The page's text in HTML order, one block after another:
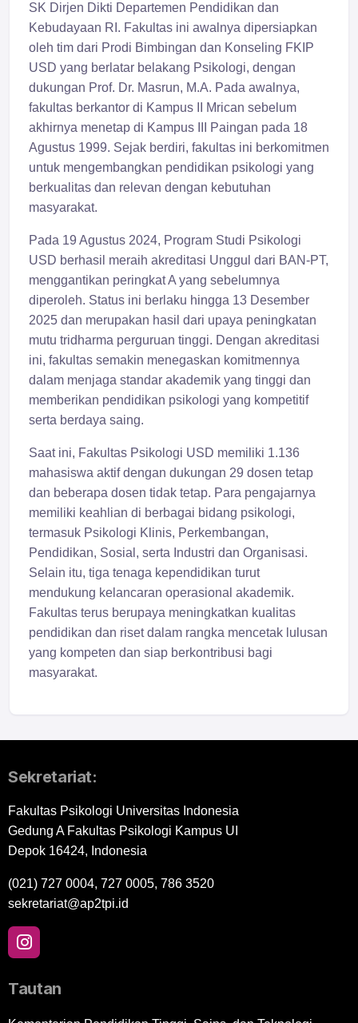
SK Dirjen Dikti Departemen Pendidikan dan
Kebudayaan RI. Fakultas ini awalnya dipersiapkan
oleh tim dari Prodi Bimbingan dan Konseling FKIP
USD yang berlatar belakang Psikologi, dengan
dukungan Prof. Dr. Masrun, M.A. Pada awalnya,
fakultas berkantor di Kampus II Mrican sebelum
akhirnya menetap di Kampus III Paingan pada 18
Agustus 1999. Sejak berdiri, fakultas ini berkomitmen
untuk mengembangkan pendidikan psikologi yang
berkualitas dan relevan dengan kebutuhan
masyarakat.
Pada 19 Agustus 2024, Program Studi Psikologi
USD berhasil meraih akreditasi Unggul dari BAN-PT,
menggantikan peringkat A yang sebelumnya
diperoleh. Status ini berlaku hingga 13 Desember
2025 dan merupakan hasil dari upaya peningkatan
mutu tridharma perguruan tinggi. Dengan akreditasi
ini, fakultas semakin menegaskan komitmennya
dalam menjaga standar akademik yang tinggi dan
memberikan pendidikan psikologi yang kompetitif
serta berdaya saing.
Saat ini, Fakultas Psikologi USD memiliki 1.136
mahasiswa aktif dengan dukungan 29 dosen tetap
dan beberapa dosen tidak tetap. Para pengajarnya
memiliki keahlian di berbagai bidang psikologi,
termasuk Psikologi Klinis, Perkembangan,
Pendidikan, Sosial, serta Industri dan Organisasi.
Selain itu, tiga tenaga kependidikan turut
mendukung kelancaran operasional akademik.
Fakultas terus berupaya meningkatkan kualitas
pendidikan dan riset dalam rangka mencetak lulusan
yang kompeten dan siap berkontribusi bagi
masyarakat.
Sekretariat:
Fakultas Psikologi Universitas Indonesia
Gedung A Fakultas Psikologi Kampus UI
Depok 16424, Indonesia
(021) 727 0004, 727 0005, 786 3520
sekretariat@ap2tpi.id
Tautan